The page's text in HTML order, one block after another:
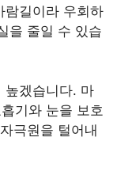
람길이라 우회하
을 줄일 수 있습
높겠습니다. 마
기와 눈을 보호
극원을 털어내